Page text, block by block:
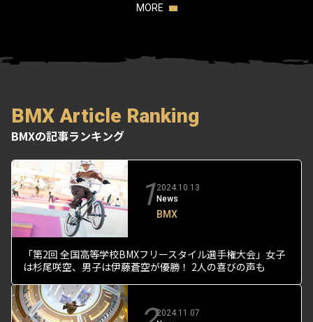
MORE
BMX Article Ranking
BMXの記事ランキング
12024.10.13
News
BMX
「第2回 全国高等学校BMXフリースタイル選手権大会」女子
は杉尾咲空、男子は伊藤蒼空が優勝！ 2人の喜びの声も
2024.11.07